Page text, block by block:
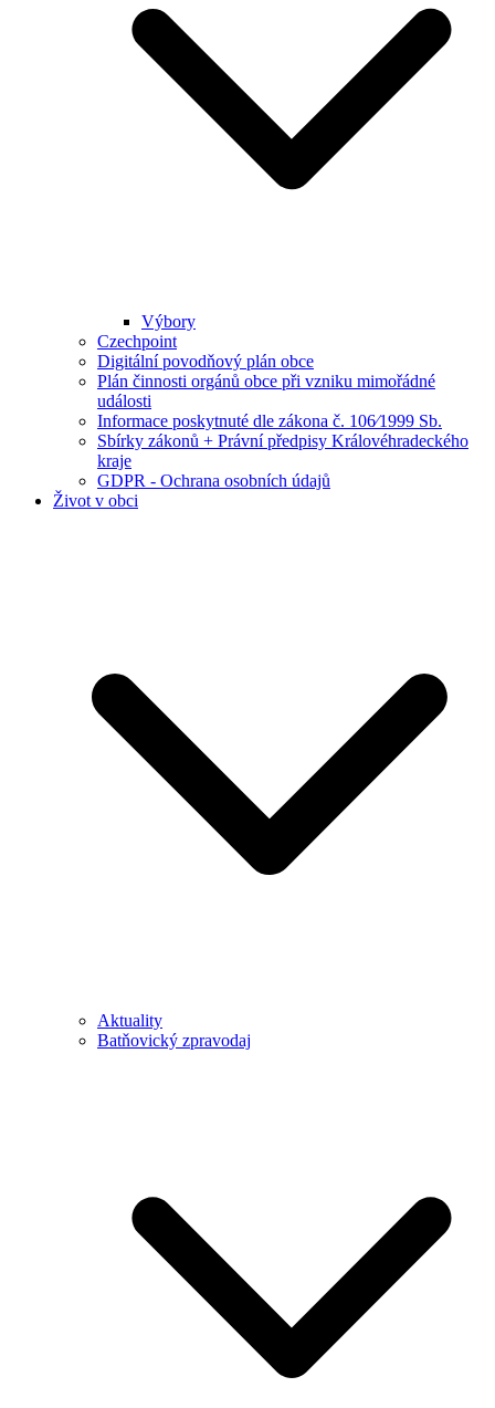
Výbory
Czechpoint
Digitální povodňový plán obce
Plán činnosti orgánů obce při vzniku mimořádné
události
Informace poskytnuté dle zákona č. 106⁄1999 Sb.
Sbírky zákonů + Právní předpisy Královéhradeckého
kraje
GDPR - Ochrana osobních údajů
Život v obci
Aktuality
Batňovický zpravodaj